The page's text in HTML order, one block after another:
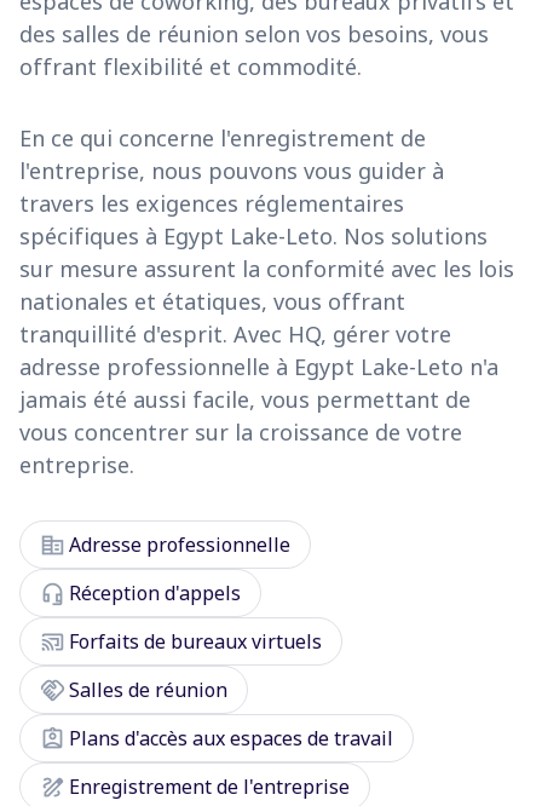
des salles de réunion selon vos besoins, vous
offrant flexibilité et commodité.
En ce qui concerne l'enregistrement de
l'entreprise, nous pouvons vous guider à
travers les exigences réglementaires
spécifiques à Egypt Lake-Leto. Nos solutions
sur mesure assurent la conformité avec les lois
nationales et étatiques, vous offrant
tranquillité d'esprit. Avec HQ, gérer votre
adresse professionnelle à Egypt Lake-Leto n'a
jamais été aussi facile, vous permettant de
vous concentrer sur la croissance de votre
entreprise.
corporate_fareAdresse professionnelle
headset_mic Réception d'appels
cast_connected Forfaits de bureaux virtuels
handshakeSalles de réunion
assignment_ind Plans d'accès aux espaces de travail
draw Enregistrement de l'entreprise